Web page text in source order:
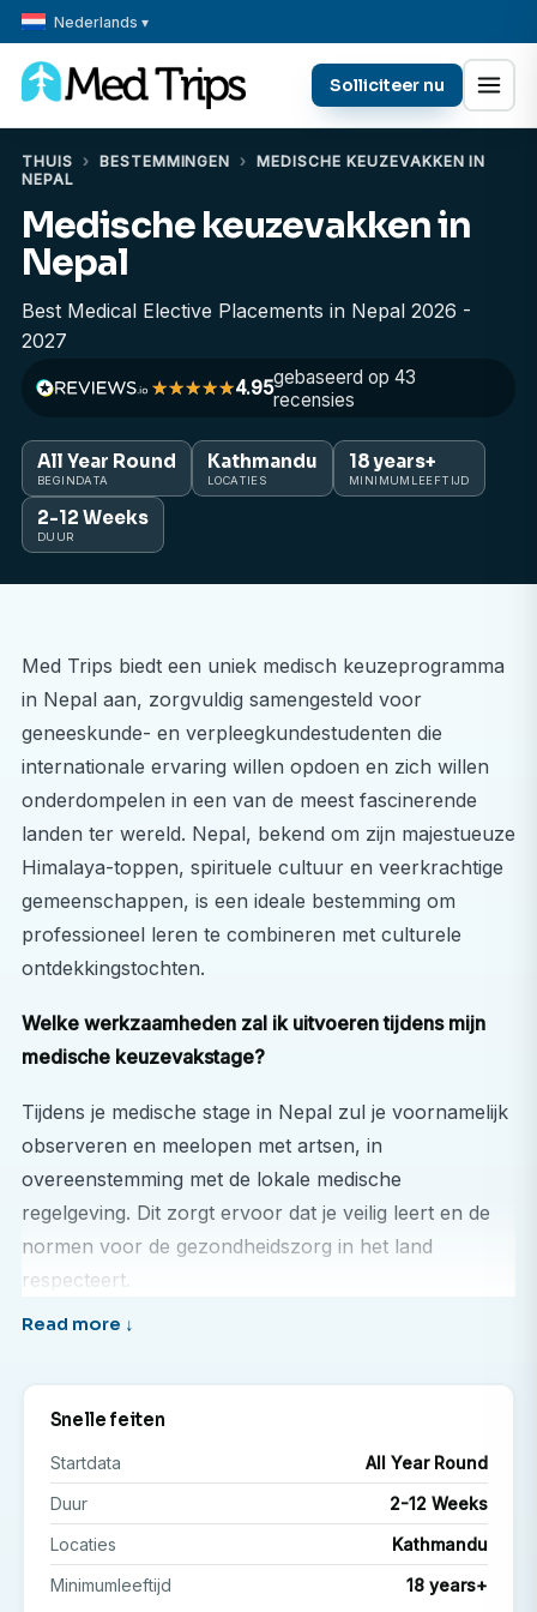
Nederlands ▾
Solliciteer nu
THUIS › BESTEMMINGEN ›
MEDISCHE KEUZEVAKKEN IN
NEPAL
Medische keuzevakken in
Nepal
Best Medical Elective Placements in Nepal 2026 -
2027
4.95gebaseerd op 43
recensies
All Year Round
BEGINDATA
Kathmandu
LOCATIES
18 years+
MINIMUMLEEFTIJD
2-12 Weeks
DUUR
Med Trips biedt een uniek medisch keuzeprogramma
in Nepal aan, zorgvuldig samengesteld voor
geneeskunde- en verpleegkundestudenten die
internationale ervaring willen opdoen en zich willen
onderdompelen in een van de meest fascinerende
landen ter wereld. Nepal, bekend om zijn majestueuze
Himalaya-toppen, spirituele cultuur en veerkrachtige
gemeenschappen, is een ideale bestemming om
professioneel leren te combineren met culturele
ontdekkingstochten.
Welke werkzaamheden zal ik uitvoeren tijdens mijn
medische keuzevakstage?
Tijdens je medische stage in Nepal zul je voornamelijk
observeren en meelopen met artsen, in
overeenstemming met de lokale medische
regelgeving. Dit zorgt ervoor dat je veilig leert en de
normen voor de gezondheidszorg in het land
respecteert.
Je keuzevakervaring omvat het volgende:
Meelopen met lokale artsen en verpleegkundigen
tijdens visites op de afdeling, poliklinische consulten
en procedures.
Het observeren van de diagnose en behandeling
van patiënten in overheids- en privéklinieken,
evenals in kleinere gezondheidsklinieken.
Het observeren van de behandeling van
Snelle feiten
Startdata
All Year Round
Duur
2-12 Weeks
Locaties
Kathmandu
Minimumleeftijd
18 years+